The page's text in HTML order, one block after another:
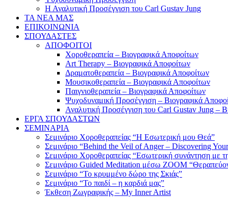
Η Αναλυτική Προσέγγιση του Carl Gustav Jung
ΤΑ ΝΕΑ ΜΑΣ
ΕΠΙΚΟΙΝΩΝΙΑ
ΣΠΟΥΔΑΣΤΕΣ
ΑΠΟΦΟΙΤΟΙ
Χοροθεραπεία – Βιογραφικά Αποφοίτων
Art Therapy – Βιογραφικά Αποφοίτων
Δραματοθεραπεία – Βιογραφικά Αποφοίτων
Μουσικοθεραπεία – Βιογραφικά Αποφοίτων
Παιγνιοθεραπεία – Βιογραφικά Αποφοίτων
Ψυχοδυναμική Προσέγγιση – Βιογραφικά
Αναλυτική Προσέγγιση του Carl Gustav Jung –
ΕΡΓΑ ΣΠΟΥΔΑΣΤΩΝ
ΣΕΜΙΝΑΡΙΑ
Σεμινάριο Χοροθεραπείας “Η Εσωτερική μου Θεά”
Σεμινάριο “Behind the Veil of Anger – Discovering
Σεμινάριο Χοροθεραπείας “Εσωτερική συνάντηση με
Σεμινάριο Guided Meditation μέσω ZOOM
Σεμινάριο “Το κρυμμένο δώρο της Σκιάς”
Σεμινάριο “Το παιδί – η καρδιά μας”
Έκθεση Ζωγραφικής – My Inner Artist